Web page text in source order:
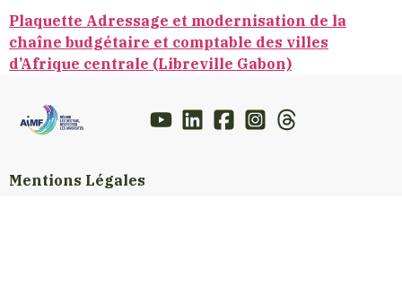
Plaquette Adressage et modernisation de la
chaîne budgétaire et comptable des villes
d’Afrique centrale (Libreville Gabon)
Mentions Légales